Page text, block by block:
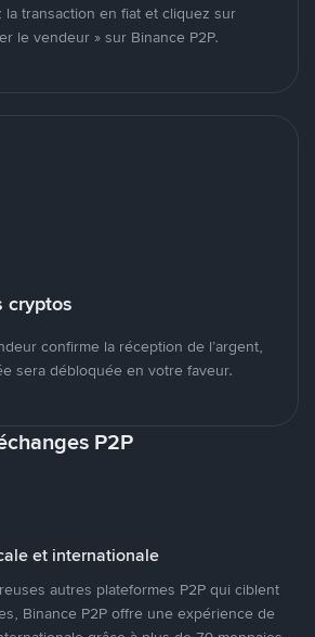
la transaction en fiat et cliquez sur
le vendeur » sur Binance P2P.
cryptos
confirme la réception de l’argent,
sera débloquée en votre faveur.
P2P
et internationale
autres plateformes P2P qui ciblent
Binance P2P offre une expérience de